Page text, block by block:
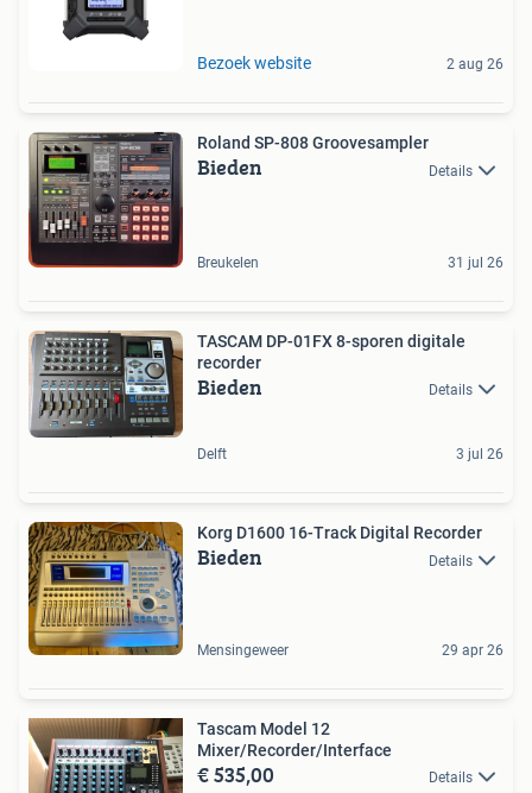
Bezoek website 2 aug 26
Roland SP-808 Groovesampler
Bieden Details
Breukelen 31 jul 26
TASCAM DP-01FX 8-sporen digitale
recorder
Bieden Details
Delft 3 jul 26
Korg D1600 16-Track Digital Recorder
Bieden Details
Mensingeweer 29 apr 26
Tascam Model 12
Mixer/Recorder/Interface
€ 535,00 Details